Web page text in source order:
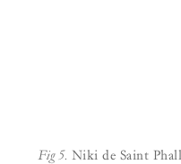
Fig 5. Niki de Saint